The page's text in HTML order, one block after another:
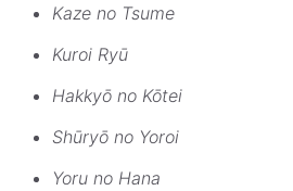
Kaze no Tsume
Kuroi Ryū
Hakkyō no Kōtei
Shūryō no Yoroi
Yoru no Hana